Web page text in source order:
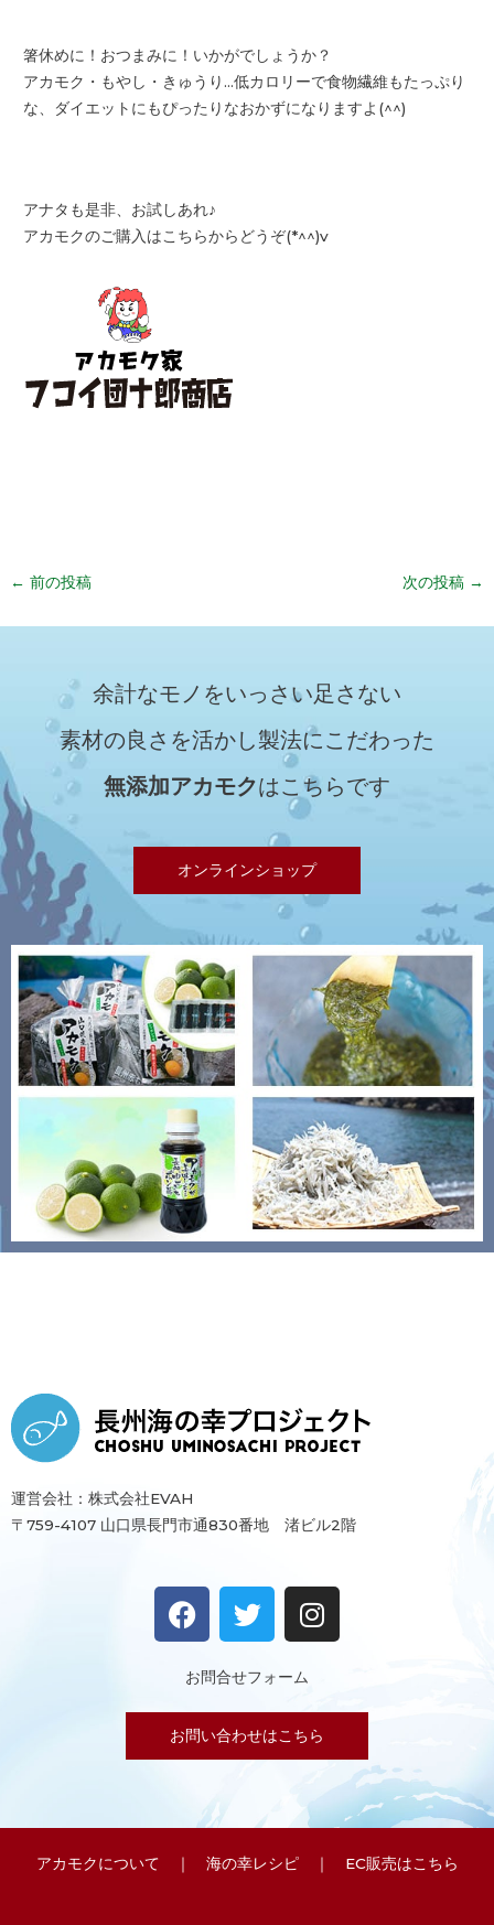
箸休めに！おつまみに！いかがでしょうか？
アカモク・もやし・きゅうり…低カロリーで食物繊維もたっぷり
な、
ダイエットにもぴったりなおかずになりますよ(^^)
アナタも是非、お試しあれ♪
アカモクのご購入はこちらからどうぞ(*^^)v
← 前の投稿 次の投稿 →
余計なモノをいっさい足さない
素材の良さを活かし製法にこだわった
無添加アカモクはこちらです
オンラインショップ
運営会社：株式会社EVAH
〒759-4107 山口県長門市通830番地 渚ビル2階
F
a
e
b
o
o
T
w
t
t
e
r
I
n
a
g
r
a
m
お問合せフォーム
お問い合わせはこちら
アカモクについて ｜ 海の幸レシピ｜ EC販売はこちら